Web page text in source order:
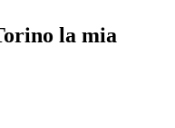
la mia